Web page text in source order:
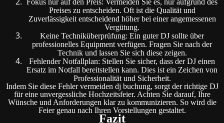
Preises zu entscheiden. Oft ist die Qualität und
Zuverlässigkeit entscheidend höher bei einer angemessenen
Vergütung.
Keine Techniküberprüfung: Ein guter DJ sollte über
professionelles Equipment verfügen. Fragen Sie nach der
Technik und lassen Sie sich diese zeigen.
Fehlender Notfallplan: Stellen Sie sicher, dass der DJ einen
Ersatz im Notfall bereitstellen kann. Dies ist ein Zeichen von
Professionalität und Sicherheit.
Indem Sie diese Fehler vermeiden dj buchung, sorgt der richtige DJ
für eine unvergessliche Hochzeitsfeier. Achten Sie darauf, Ihre
Wünsche und Anforderungen klar zu kommunizieren. So wird die
Feier genau nach Ihren Vorstellungen gestaltet.
Fazit